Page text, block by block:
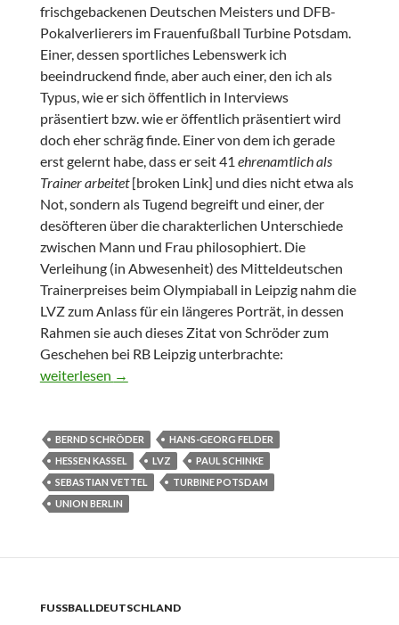
frischgebackenen Deutschen Meisters und DFB-
Pokalverlierers im Frauenfußball Turbine Potsdam.
Einer, dessen sportliches Lebenswerk ich
beeindruckend finde, aber auch einer, den ich als
Typus, wie er sich öffentlich in Interviews
präsentiert bzw. wie er öffentlich präsentiert wird
doch eher schräg finde. Einer von dem ich gerade
erst gelernt habe, dass er seit 41 ehrenamtlich als
Trainer arbeitet[broken Link] und dies nicht etwa als
Not, sondern als Tugend begreift und einer, der
desöfteren über die charakterlichen Unterschiede
zwischen Mann und Frau philosophiert. Die
Verleihung (in Abwesenheit) des Mitteldeutschen
Trainerpreises beim Olympiaball in Leipzig nahm die
LVZ zum Anlass für ein längeres Porträt, in dessen
Rahmen sie auch dieses Zitat von Schröder zum
Geschehen bei RB Leipzig unterbrachte:
Wochen(end)splitter
weiterlesen →
BERND SCHRÖDER
HANS-GEORG FELDER
HESSEN KASSEL
LVZ
PAUL SCHINKE
SEBASTIAN VETTEL
TURBINE POTSDAM
UNION BERLIN
FUSSBALLDEUTSCHLAND